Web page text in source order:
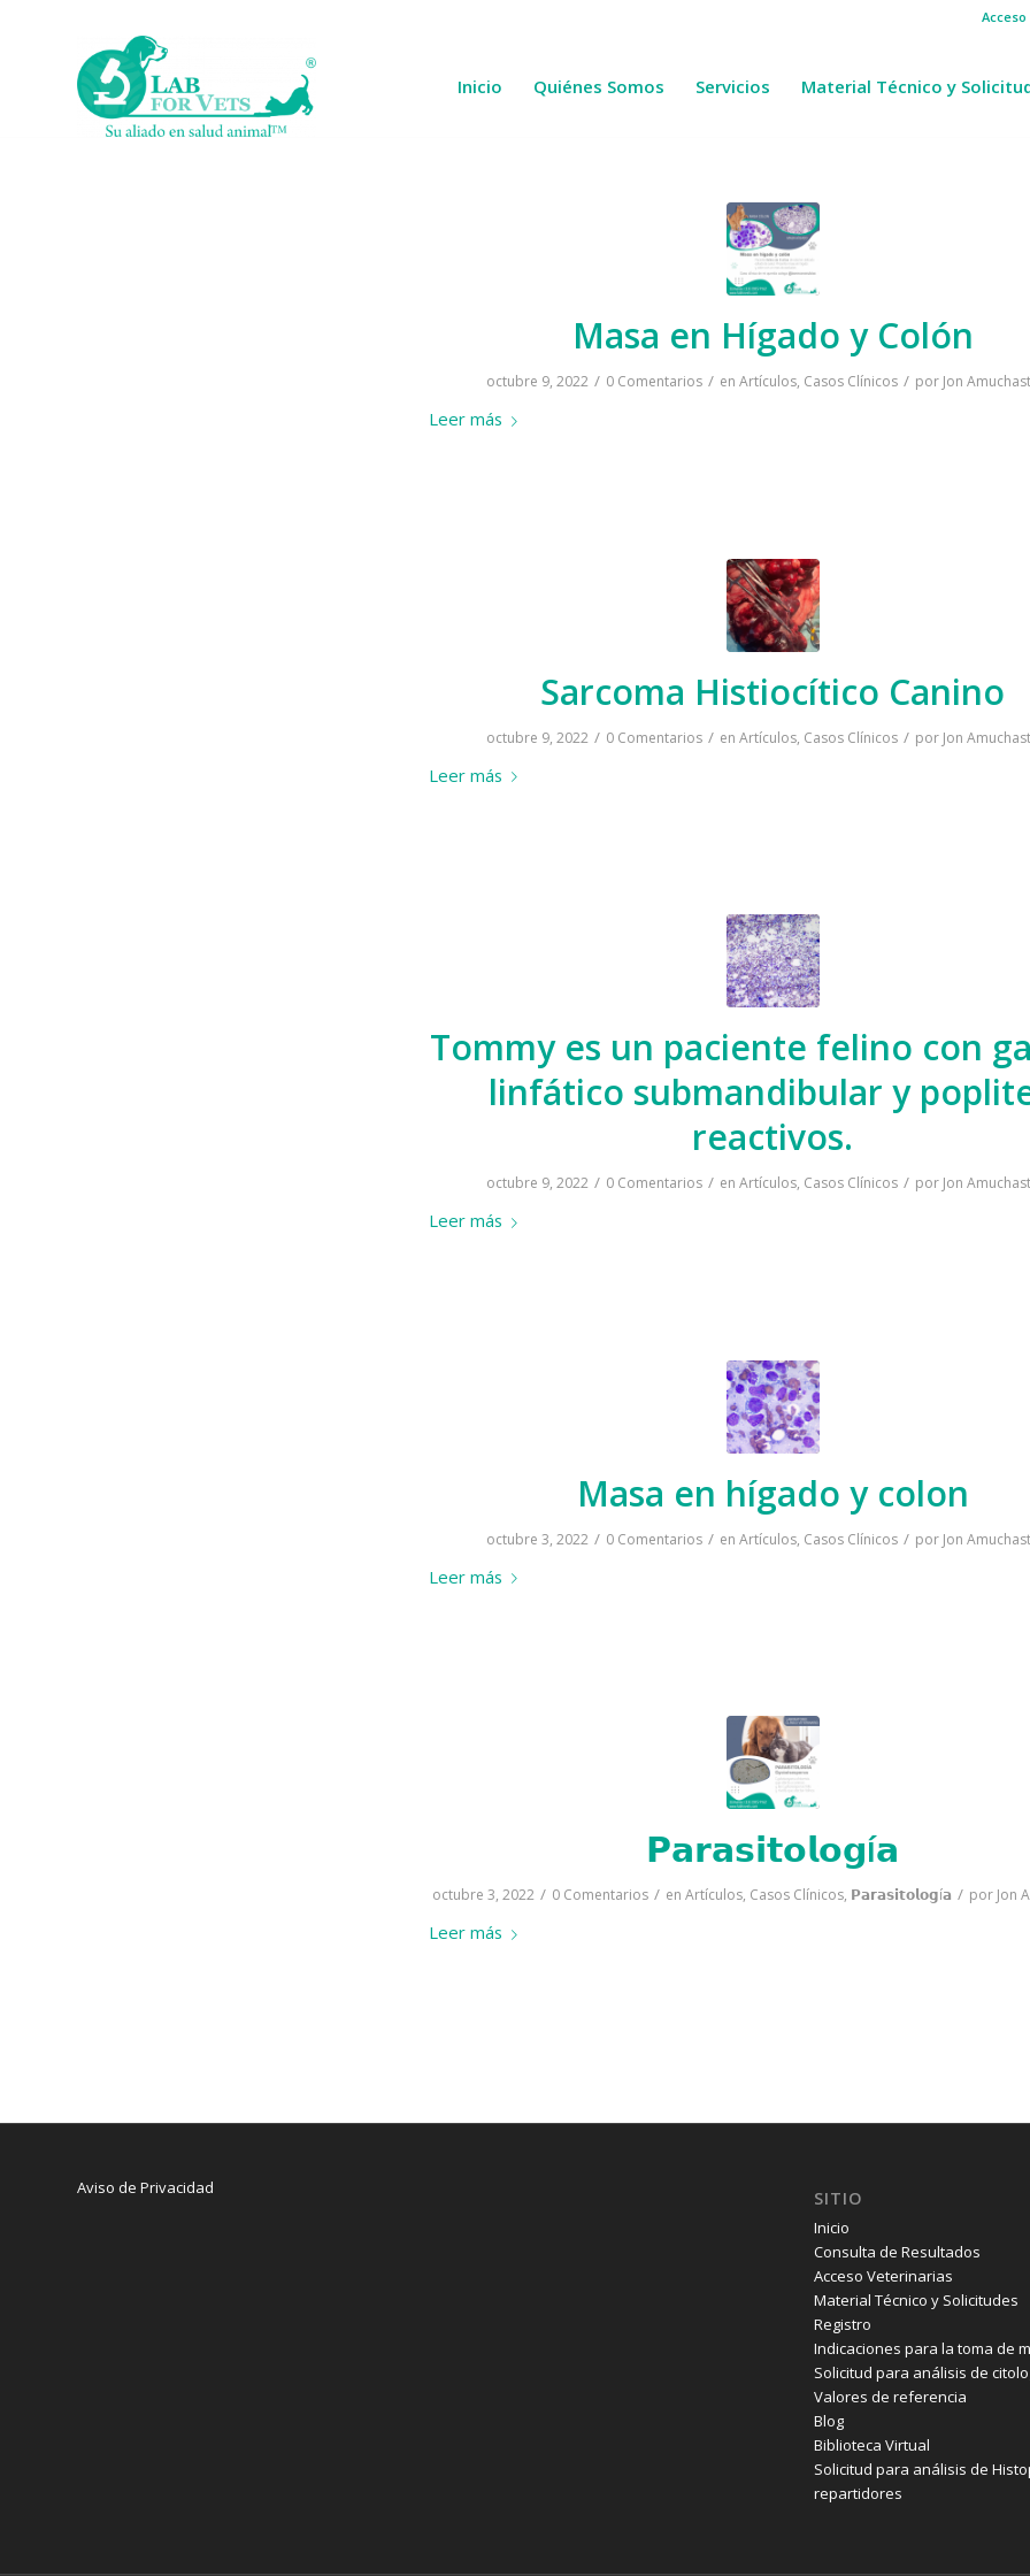
Inicio Quiénes Somos Servicios Material Técnico y
Masa en Hígado y Colón
octubre 9, 2022 / 0 Comentarios / en Artículos, Casos Clínicos / por Jon
Leer más
Sarcoma Histiocítico Canino
octubre 9, 2022 / 0 Comentarios / en Artículos, Casos Clínicos / por Jon
Leer más
Tommy es un paciente felino con
linfático submandibular y
reactivos.
octubre 9, 2022 / 0 Comentarios / en Artículos, Casos Clínicos / por Jon
Leer más
Masa en hígado y colon
octubre 3, 2022 / 0 Comentarios / en Artículos, Casos Clínicos / por Jon
Leer más
𝗣𝗮𝗿𝗮𝘀𝗶𝘁𝗼𝗹𝗼𝗴í𝗮
octubre 3, 2022 / 0 Comentarios / en Artículos, Casos Clínicos, 𝗣𝗮𝗿𝗮𝘀𝗶𝘁𝗼𝗹𝗼𝗴í𝗮 / por Jon
Leer más
Aviso de Privacidad
SITIO
Inicio
Consulta de Resultados
Acceso Veterinarias
Material Técnico y Solicitudes
Registro
Indicaciones para la toma de
Solicitud para análisis de
Valores de referencia
Blog
Biblioteca Virtual
Solicitud para análisis de
repartidores